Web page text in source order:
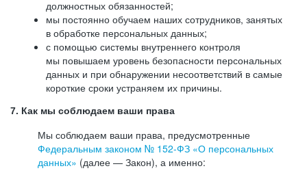
должностных обязанностей;
мы постоянно обучаем наших сотрудников, занятых
в обработке персональных данных;
с помощью системы внутреннего контроля
мы повышаем уровень безопасности персональных
данных и при обнаружении несоответствий в самые
короткие сроки устраняем их причины.
7. Как мы соблюдаем ваши права
Мы соблюдаем ваши права, предусмотренные
Федеральным законом № 152-ФЗ «О персональных
данных» (далее — Закон), а именно: